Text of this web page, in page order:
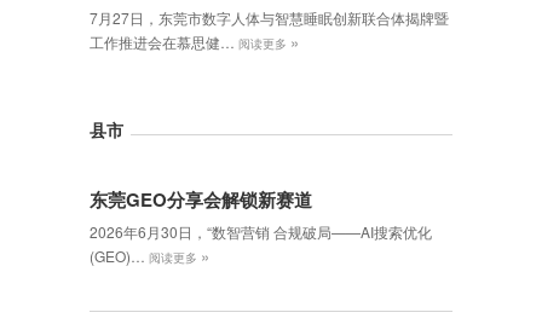
7月27日，东莞市数字人体与智慧睡眠创新联合体揭牌暨
工作推进会在慕思健…
阅读更多 »
县市
东莞GEO分享会解锁新赛道
2026年6月30日，‌“数智营销 合规破局——AI搜索优化
(GEO)…
阅读更多 »